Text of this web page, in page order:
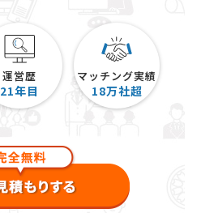
運営歴
21年目
マッチング実績
18万社超